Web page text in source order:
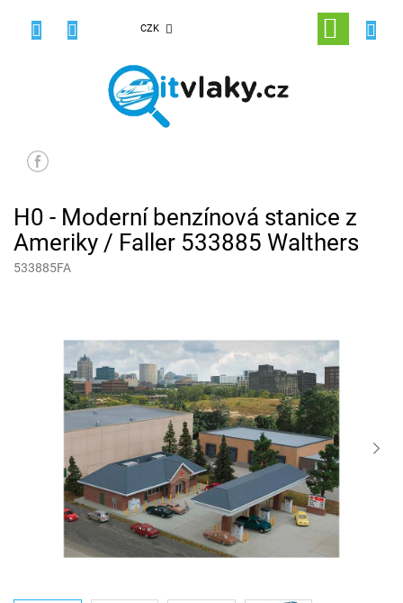
CZK
NÁKUPNÍ
KOŠÍK
H0 - Moderní benzínová stanice z
Ameriky / Faller 533885 Walthers
533885FA